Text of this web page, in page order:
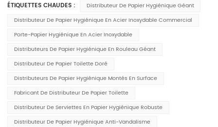
ÉTIQUETTES CHAUDES :
Distributeur De Papier Hygiénique Géant
Distributeur De Papier Hygiénique En Acier Inoxydable Commercial
Porte-Papier Hygiénique En Acier Inoxydable
Distributeurs De Papier Hygiénique En Rouleau Géant
Distributeur De Papier Toilette Doré
Distributeurs De Papier Hygiénique Montés En Surface
Fabricant De Distributeur De Papier Toilette
Distributeur De Serviettes En Papier Hygiénique Robuste
Distributeur De Papier Hygiénique Anti-Vandalisme